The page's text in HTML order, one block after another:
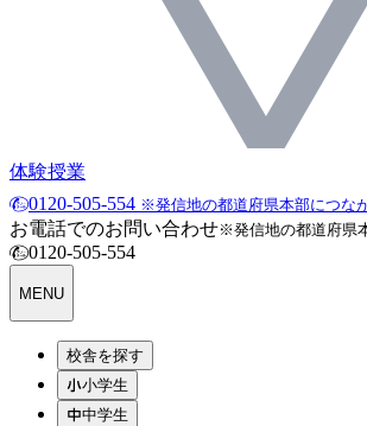
体験授業
0120-505-554 ※発信地の都道府県本部につな
お電話でのお問い合わせ※発信地の都道府県
0120-505-554
MENU
校舎を探す
小学生
中学生